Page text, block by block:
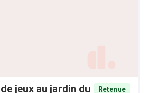
jeux au jardin du
Retenue